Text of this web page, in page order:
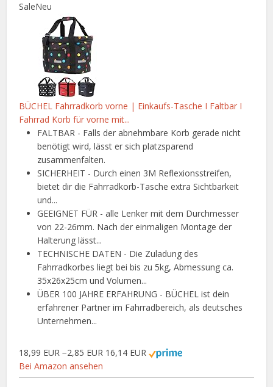
SaleNeu
BÜCHEL Fahrradkorb vorne | Einkaufs-Tasche I Faltbar I
Fahrrad Korb für vorne mit...
FALTBAR - Falls der abnehmbare Korb gerade nicht
benötigt wird, lässt er sich platzsparend
zusammenfalten.
SICHERHEIT - Durch einen 3M Reflexionsstreifen,
bietet dir die Fahrradkorb-Tasche extra Sichtbarkeit
und...
GEEIGNET FÜR - alle Lenker mit dem Durchmesser
von 22-26mm. Nach der einmaligen Montage der
Halterung lässt...
TECHNISCHE DATEN - Die Zuladung des
Fahrradkorbes liegt bei bis zu 5kg, Abmessung ca.
35x26x25cm und Volumen...
ÜBER 100 JAHRE ERFAHRUNG - BÜCHEL ist dein
erfahrener Partner im Fahrradbereich, als deutsches
Unternehmen...
18,99 EUR −2,85 EUR 16,14 EUR
Bei Amazon ansehen